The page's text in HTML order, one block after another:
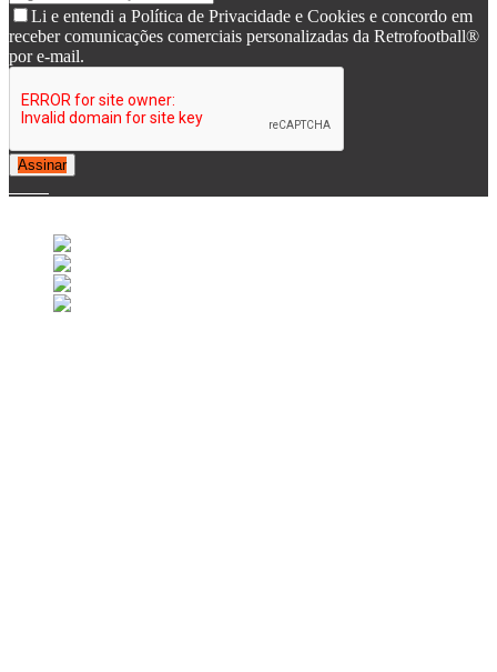
Li e entendi a Política de Privacidade e Cookies e concordo em
receber comunicações comerciais personalizadas da Retrofootball®
por e-mail.
Assinar